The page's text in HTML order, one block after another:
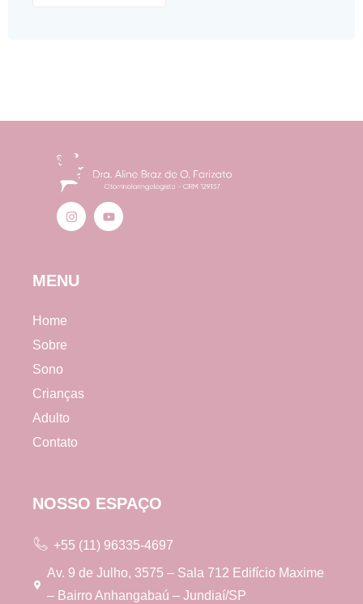
MENU
Home
Sobre
Sono
Crianças
Adulto
Contato
NOSSO ESPAÇO
+55 (11) 96335-4697
Av. 9 de Julho, 3575 – Sala 712 Edifício Maxime
– Bairro Anhangabaú – Jundiaí/SP